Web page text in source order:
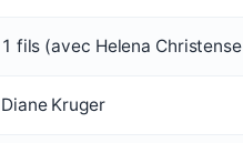
1 fils (avec Helena
Diane Kruger